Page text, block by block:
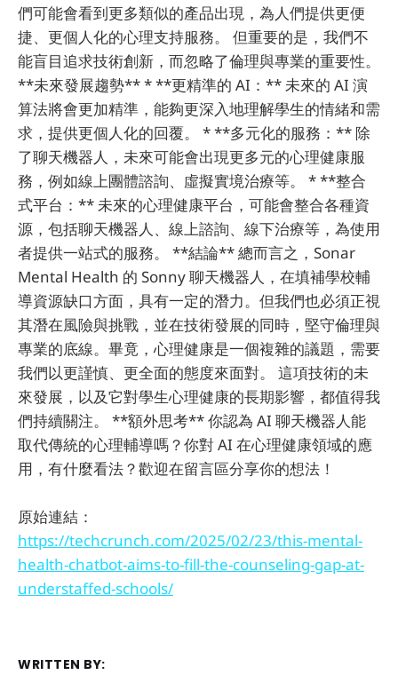
們可能會看到更多類似的產品出現，為人們提供更便
捷、更個人化的心理支持服務。 但重要的是，我們不
能盲目追求技術創新，而忽略了倫理與專業的重要性。
**未來發展趨勢** * **更精準的 AI：** 未來的 AI 演
算法將會更加精準，能夠更深入地理解學生的情緒和需
求，提供更個人化的回覆。 * **多元化的服務：** 除
了聊天機器人，未來可能會出現更多元的心理健康服
務，例如線上團體諮詢、虛擬實境治療等。 * **整合
式平台：** 未來的心理健康平台，可能會整合各種資
源，包括聊天機器人、線上諮詢、線下治療等，為使用
者提供一站式的服務。 **結論** 總而言之，Sonar
Mental Health 的 Sonny 聊天機器人，在填補學校輔
導資源缺口方面，具有一定的潛力。但我們也必須正視
其潛在風險與挑戰，並在技術發展的同時，堅守倫理與
專業的底線。畢竟，心理健康是一個複雜的議題，需要
我們以更謹慎、更全面的態度來面對。 這項技術的未
來發展，以及它對學生心理健康的長期影響，都值得我
們持續關注。 **額外思考** 你認為 AI 聊天機器人能
取代傳統的心理輔導嗎？你對 AI 在心理健康領域的應
用，有什麼看法？歡迎在留言區分享你的想法！
原始連結：
https://techcrunch.com/2025/02/23/this-mental-
health-chatbot-aims-to-fill-the-counseling-gap-at-
understaffed-schools/
WRITTEN BY: